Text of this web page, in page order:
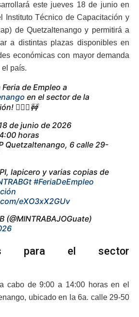
este jueves 18 de junio en
Instituto Técnico de Capacitación y
de Quetzaltenango y permitirá a
a distintas plazas disponibles en
económicas con mayor demanda
el país.
Feria de Empleo a
en el sector de la
👷🏽‍♀️🚧
de junio de 2026
horas
Quetzaltenango, 6 calle 29-
lapicero y varias copias de
#FeriaDeEmpleo
eXO3xX2GUv
(@MINTRABAJOGuate)
para el sector
cabo de 9:00 a 14:00 horas en el
ubicado en la 6a. calle 29-50